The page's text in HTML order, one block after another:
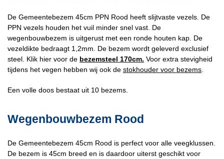
De Gemeentebezem 45cm PPN Rood heeft slijtvaste vezels. De
PPN vezels houden het vuil minder snel vast. De
wegenbouwbezem is uitgerust met een ronde houten kap. De
vezeldikte bedraagt 1,2mm. De bezem wordt geleverd exclusief
steel. Klik hier voor de bezemsteel 170cm. Voor extra stevigheid
tijdens het vegen hebben wij ook de stokhouder voor bezems
Een volle doos bestaat uit 10 bezems.
Wegenbouwbezem Rood
De Gemeentebezem 45cm Rood is perfect voor alle veegklussen.
De bezem is 45cm breed en is daardoor uiterst geschikt voor